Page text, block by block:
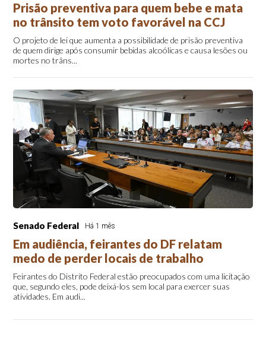
Prisão preventiva para quem bebe e mata
no trânsito tem voto favorável na CCJ
O projeto de lei que aumenta a possibilidade de prisão preventiva
de quem dirige após consumir bebidas alcoólicas e causa lesões ou
mortes no trâns...
Senado Federal Há 1 mês
Em audiência, feirantes do DF relatam
medo de perder locais de trabalho
Feirantes do Distrito Federal estão preocupados com uma licitação
que, segundo eles, pode deixá-los sem local para exercer suas
atividades. Em audi...